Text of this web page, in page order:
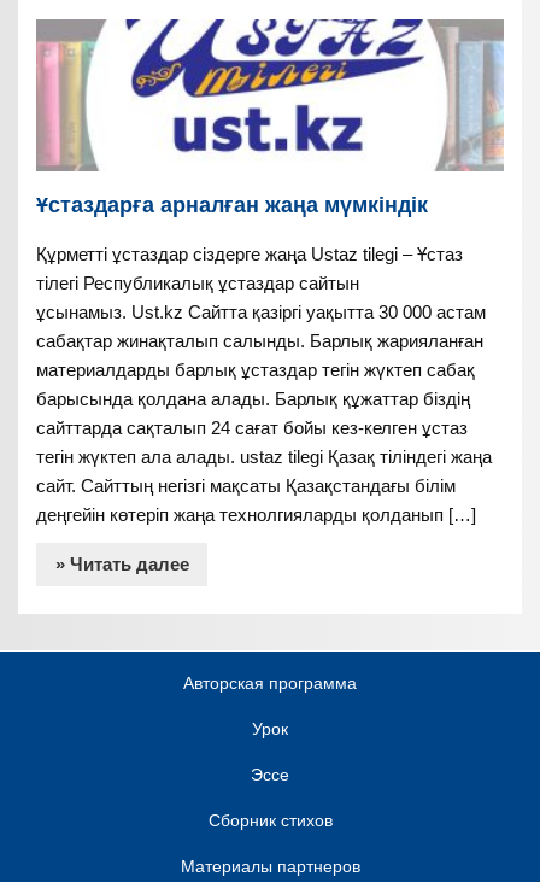
Ұстаздарға арналған жаңа мүмкіндік
Құрметті ұстаздар сіздерге жаңа Ustaz tilegi – Ұстаз
тілегі Республикалық ұстаздар сайтын
ұсынамыз. Ust.kz Сайтта қазіргі уақытта 30 000 астам
сабақтар жинақталып салынды. Барлық жарияланған
материалдарды барлық ұстаздар тегін жүктеп сабақ
барысында қолдана алады. Барлық құжаттар біздің
сайттарда сақталып 24 сағат бойы кез-келген ұстаз
тегін жүктеп ала алады. ustaz tilegi Қазақ тіліндегі жаңа
сайт. Сайттың негізгі мақсаты Қазақстандағы білім
деңгейін көтеріп жаңа технолгияларды қолданып […]
» Читать далее
Авторская программа
Урок
Эссе
Сборник стихов
Материалы партнеров